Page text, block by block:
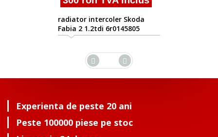
Experienta de peste 20 ani
Peste 100000 piese pe stoc